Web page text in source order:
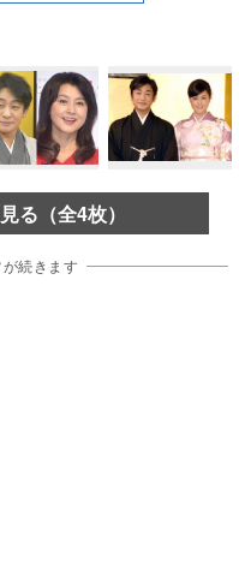
る（全4枚）
続きます